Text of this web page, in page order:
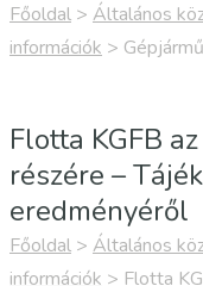
Főoldal > Általános
információk >
Flotta KGFB
részére –
eredményéről
Főoldal > Általános
információk > Flotta